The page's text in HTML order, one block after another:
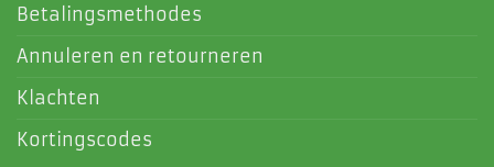
Betalingsmethodes
Annuleren en retourneren
Klachten
Kortingscodes